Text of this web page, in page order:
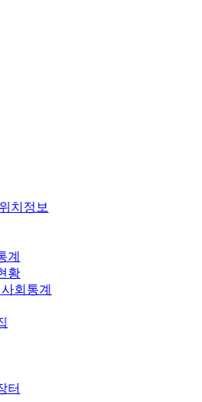
치정보
계
황
회통계
터